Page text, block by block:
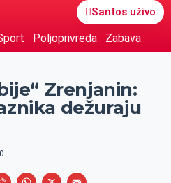
Santos uživo
Poljoprivreda Zabava
Zrenjanin:
dežuraju